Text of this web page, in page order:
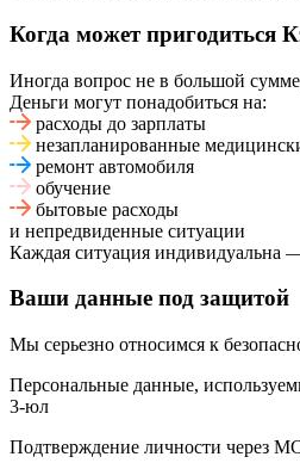
Когда может пригодиться
Иногда вопрос не в большой
Деньги могут понадобиться на:
расходы до зарплаты
незапланированные
ремонт автомобиля
обучение
бытовые расходы
и непредвиденные ситуации
Каждая ситуация индивидуальна
Ваши данные под защитой
Мы серьезно относимся к
Персональные данные,
3-юл
Подтверждение личности через